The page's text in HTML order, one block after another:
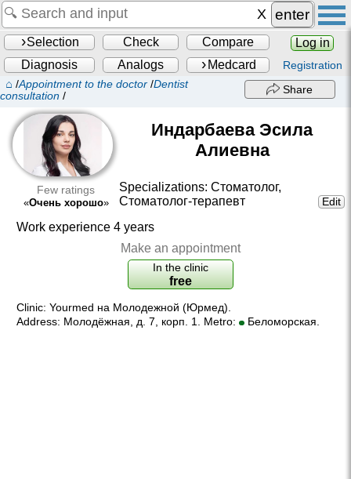
enter
Selection Check Compare
Log in
Diagnosis
Analogs Medcard Registration
⌂ /Appointment to the doctor /Dentist
consultation /
Share
Few ratings
«Очень хорошо»
Индарбаева Эсила
Алиевна
Specializations: Стоматолог,
Стоматолог-терапевт
Edit
Work experience 4 years
Make an appointment
In the clinic
free
Clinic: Yourmed на Молодежной (Юрмед).
Address: Молодёжная, д. 7, корп. 1. Metro: Беломорская.